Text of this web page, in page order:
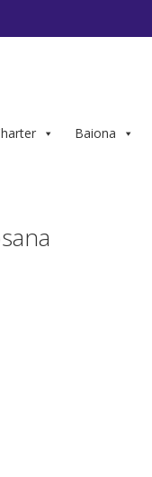
Baiona